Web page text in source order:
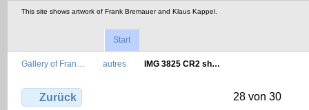
This site shows artwork of Frank Bremauer and Klaus Kappel.
Start
Gallery of Fran… autres IMG 3825 CR2 sh…
Zurück 28 von 30